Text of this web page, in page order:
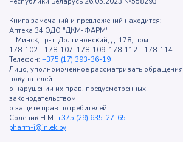
Книга замечаний и предложений находится:
Аптека 34 ОДО "ДКМ-ФАРМ"
г. Минск, тр-т. Долгиновский, д. 178, пом.
178-102 - 178-107, 178-109, 178-112 - 178-114
Телефон: +375 (17) 393-36-19
Лицо, уполномоченное рассматривать обращения
покупателей
о нарушении их прав, предусмотренных
законодательством
о защите прав потребителей:
Соленик Н.М. +375 (29) 635-27-65
pharm-i@inlek.by